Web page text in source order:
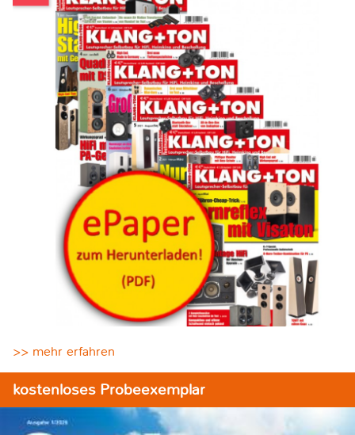
>> mehr erfahren
kostenloses Probeexemplar